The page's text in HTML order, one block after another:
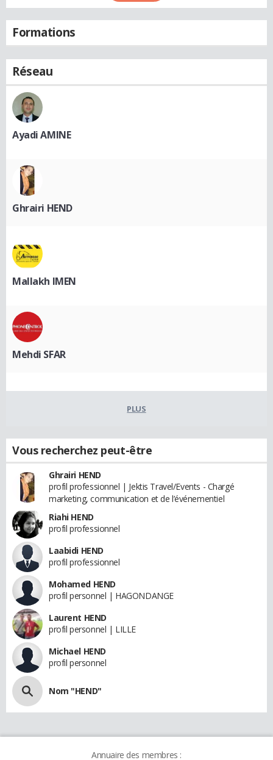
Formations
Réseau
Ayadi AMINE
Ghrairi HEND
Mallakh IMEN
Mehdi SFAR
PLUS
Vous recherchez peut-être
Ghrairi HEND
profil professionnel | Jektis Travel/Events - Chargé
marketing, communication et de l’événementiel
Riahi HEND
profil professionnel
Laabidi HEND
profil professionnel
Mohamed HEND
profil personnel | HAGONDANGE
Laurent HEND
profil personnel | LILLE
Michael HEND
profil personnel
Nom "HEND"
Annuaire des membres :